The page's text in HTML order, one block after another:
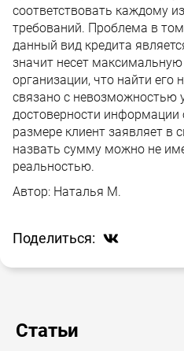
соответствовать каждому
требований. Проблема в
данный вид кредита
значит несет
организации, что найти его
связано с невозможностью
достоверности информации
размере клиент заявляет в
назвать сумму можно не
реальностью.
Автор: Наталья М.
Поделиться:
Статьи